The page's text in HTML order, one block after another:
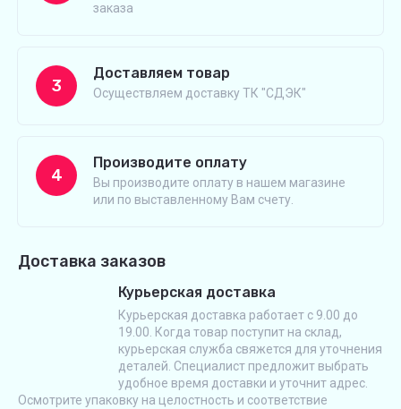
заказа
3
Доставляем товар
Осуществляем доставку ТК "СДЭК"
4
Производите оплату
Вы производите оплату в нашем магазине
или по выставленному Вам счету.
Доставка заказов
Курьерская доставка
Курьерская доставка работает с 9.00 до
19.00. Когда товар поступит на склад,
курьерская служба свяжется для уточнения
деталей. Специалист предложит выбрать
удобное время доставки и уточнит адрес.
Осмотрите упаковку на целостность и соответствие